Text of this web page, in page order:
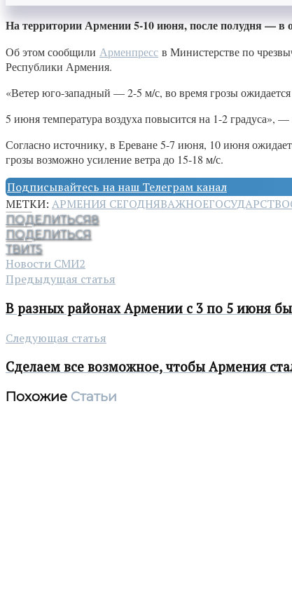
На территории Армении 5-10 июня, после полудня — в
Об этом сообщили Арменпресс в Министерстве по
Республики Армения.
«Ветер юго-западный — 2-5 м/с, во время грозы ожидается
5 июня температура воздуха повысится на 1-2 градуса»,
Согласно источнику, в Ереване 5-7 июня, 10 июня
грозы возможно усиление ветра до 15-18 м/с.
Подписывайтесь на наш Телеграм канал
МЕТКИ: АРМЕНИЯ СЕГОДНЯВАЖНОЕГОСУДАРСТВО
ПОДЕЛИТЬСЯ8
ПОДЕЛИТЬСЯ
ТВИТ5
Новости СМИ2
Предыдущая статья
В разных районах Армении с 3 по 5 июня
Следующая статья
Сделаем все возможное, чтобы Армения
Похожие Статьи